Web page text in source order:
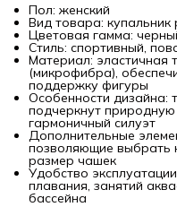
Пол: женский
Вид товара: купальник
Цветовая гамма:
Стиль: спортивный,
Материал: эластичная
(микрофибра),
поддержку фигуры
Особенности дизайна:
подчеркнут
гармоничный силуэт
Дополнительные
позволяющие выбрать
размер чашек
Удобство
плавания, занятий
бассейна